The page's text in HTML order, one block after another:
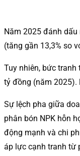
Năm 2025 đánh
(tăng gần 13,3% so
Tuy nhiên, bức
tỷ đồng (năm 2025).
Sự lệch pha giữa
phân bón NPK hỗn
động mạnh và chi
áp lực cạnh tranh từ